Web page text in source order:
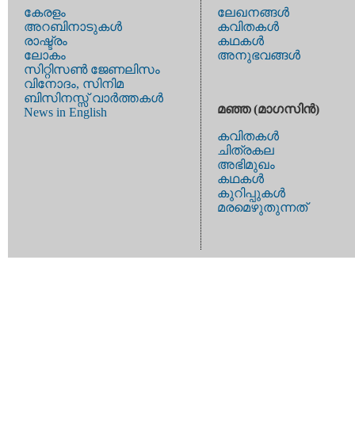
കേരളം
അറബിനാടുകള്‍
രാഷ്ട്രം
ലോകം
സിറ്റിസണ്‍ ജേണലിസം
വിനോദം, സിനിമ
ബിസിനസ്സ് വാര്‍ത്തകള്‍
News in English
ലേഖനങ്ങള്‍
കവിതകള്‍
കഥകള്‍
അനുഭവങ്ങള്‍
മഞ്ഞ (മാഗസിന്‍)
കവിതകള്‍
ചിത്രകല
അഭിമുഖം
കഥകള്‍
കുറിപ്പുകള്‍
മരമെഴുതുന്നത്